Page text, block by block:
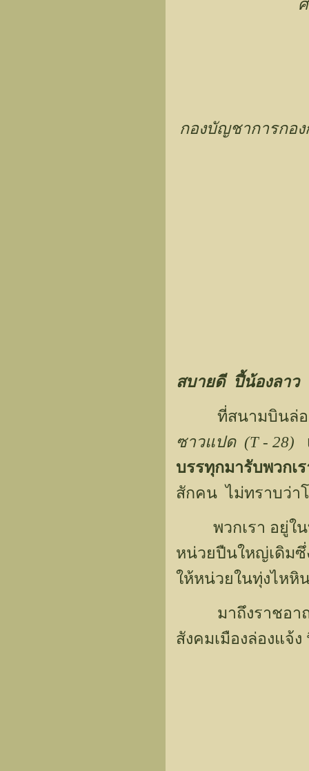
กองบัญชาการกอ
สบายดี ปี้น้องลาว
ที่สนามบินล่อง
ซาวแปด (T - 28)
บรรทุกมารับพวกเ
สักคน ไม่ทราบว่า
พวกเรา อยู่ในที่
หน่วยปืนใหญ่เดิมซึ่
ให้หน่วยในทุ่งไ
มาถึงราชอาณา
สังคมเมืองล่องแ